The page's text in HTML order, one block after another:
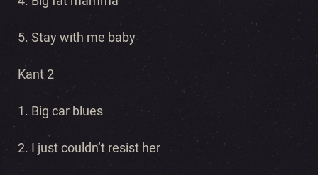
5. Stay with me baby
Kant 2
1. Big car blues
2. I just couldn’t resist her